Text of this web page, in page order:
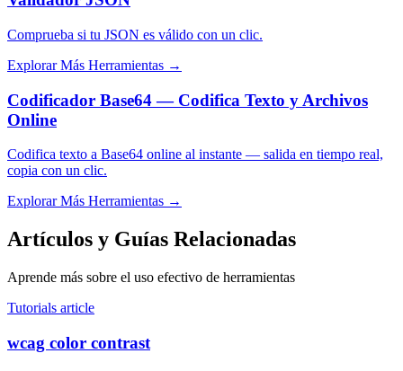
Comprueba si tu JSON es válido con un clic.
Explorar Más Herramientas →
Codificador Base64 — Codifica Texto y Archivos
Online
Codifica texto a Base64 online al instante — salida en tiempo real,
copia con un clic.
Explorar Más Herramientas →
Artículos y Guías Relacionadas
Aprende más sobre el uso efectivo de herramientas
Tutorials article
wcag color contrast